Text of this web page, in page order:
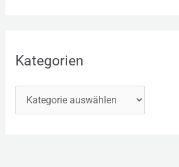
Kategorien